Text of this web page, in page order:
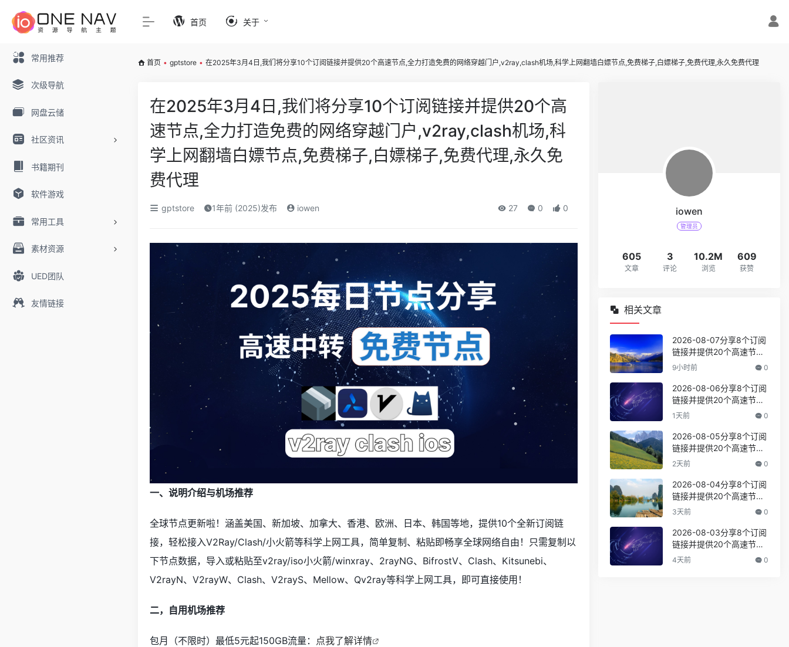
常用推荐
次级导航
网盘云储
社区资讯
书籍期刊
软件游戏
常用工具
素材资源
UED团队
友情链接
首页 关于
首页 • gptstore • 在2025年3月4日,我们将分享10个订阅链接并提供20个高速节点,全力打造免费的网络穿越门户,v2ray,clash机场,科学上网翻墙白嫖节点,免费梯子,白嫖梯子,免费代理,永久免费代理
在2025年3月4日,我们将分享10个订阅链接并提供20个高
速节点,全力打造免费的网络穿越门户,v2ray,clash机场,科
学上网翻墙白嫖节点,免费梯子,白嫖梯子,免费代理,永久免
费代理
gptstore 1年前 (2025)发布 iowen 27 0 0
一、说明介绍与机场推荐
全球节点更新啦！涵盖美国、新加坡、加拿大、香港、欧洲、日本、韩国等地，提供10个全新订阅链
接，轻松接入V2Ray/Clash/小火箭等科学上网工具，简单复制、粘贴即畅享全球网络自由！只需复制以
下节点数据，导入或粘贴至v2ray/iso小火箭/winxray、2rayNG、BifrostV、Clash、Kitsunebi、
V2rayN、V2rayW、Clash、V2rayS、Mellow、Qv2ray等科学上网工具，即可直接使用！
二，自用机场推荐
包月（不限时）最低5元起150GB流量： 点我了解详情
iowen
管理员
605
文章
3
评论
10.2M
浏览
609
获赞
相关文章
2026-08-07分享8个订阅
链接并提供20个高速节点,
全力打造免费的网络穿越
学上网翻墙白嫖节点,免费
梯子,白嫖梯子,免费代理,
永久免费代理
9小时前 0
2026-08-06分享8个订阅
链接并提供20个高速节点,
全力打造免费的网络穿越
学上网翻墙白嫖节点,免费
梯子,白嫖梯子,免费代理,
永久免费代理
1天前 0
2026-08-05分享8个订阅
链接并提供20个高速节点,
全力打造免费的网络穿越
学上网翻墙白嫖节点,免费
梯子,白嫖梯子,免费代理,
永久免费代理
2天前 0
2026-08-04分享8个订阅
链接并提供20个高速节点,
全力打造免费的网络穿越
学上网翻墙白嫖节点,免费
梯子,白嫖梯子,免费代理,
永久免费代理
3天前 0
2026-08-03分享8个订阅
链接并提供20个高速节点,
全力打造免费的网络穿越
4天前 0